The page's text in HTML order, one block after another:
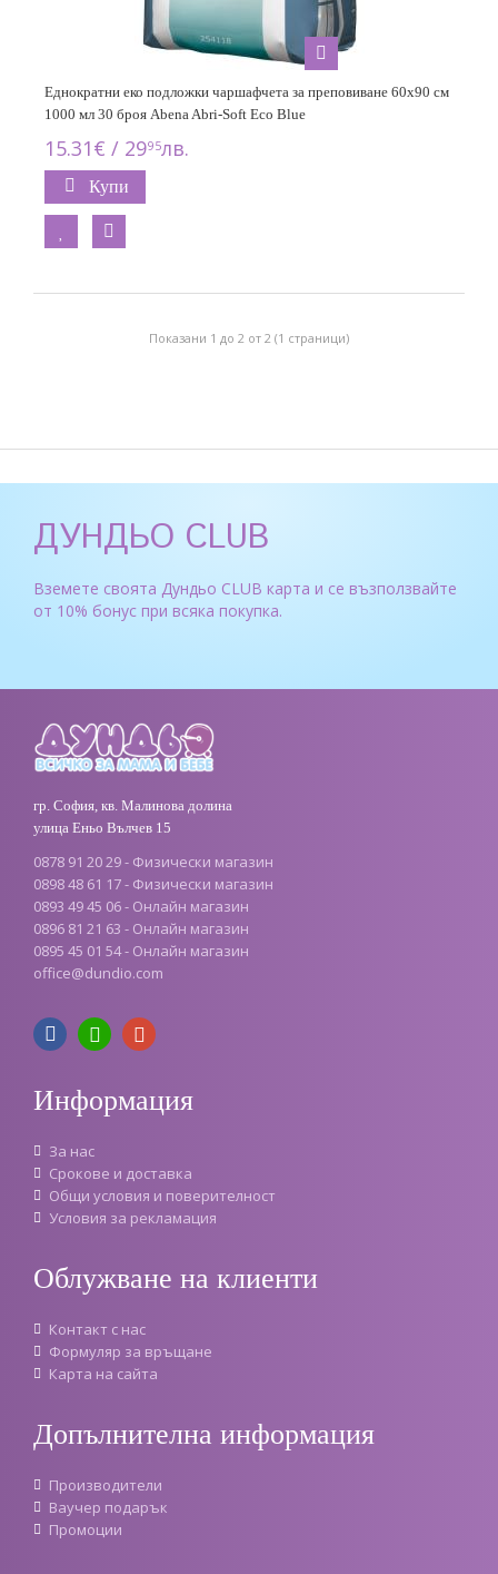
Еднократни еко подложки чаршафчета за преповиване 60x90 см
1000 мл 30 броя Abena Abri-Soft Eco Blue
15.31€ / 2995лв.
Купи
Показани 1 до 2 от 2 (1 страници)
ДУНДЬО CLUB
Вземете своята Дундьо CLUB карта и се възползвайте
от 10% бонус при всяка покупка.
гр. София, кв. Малинова долина
улица Еньо Вълчев 15
0878 91 20 29 - Физически магазин
0898 48 61 17 - Физически магазин
0893 49 45 06 - Онлайн магазин
0896 81 21 63 - Онлайн магазин
0895 45 01 54 - Онлайн магазин
office@dundio.com
Информация
За нас
Срокове и доставка
Oбщи условия и поверителност
Условия за рекламация
Облужване на клиенти
Контакт с нас
Формуляр за връщане
Карта на сайта
Допълнителна информация
Производители
Ваучер подарък
Промоции